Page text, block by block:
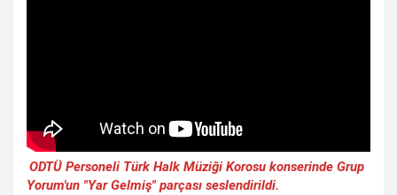
ODTÜ Personeli Türk Halk Müziği Korosu konserinde Grup
Yorum'un "Yar Gelmiş" parçası seslendirildi.